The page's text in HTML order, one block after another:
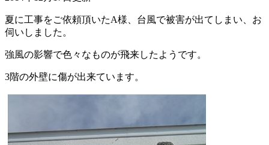
夏に工事をご依頼頂いたA様、台風で被害が出てしまい、お
伺いしました。
強風の影響で色々なものが飛来したようです。
3階の外壁に傷が出来ています。